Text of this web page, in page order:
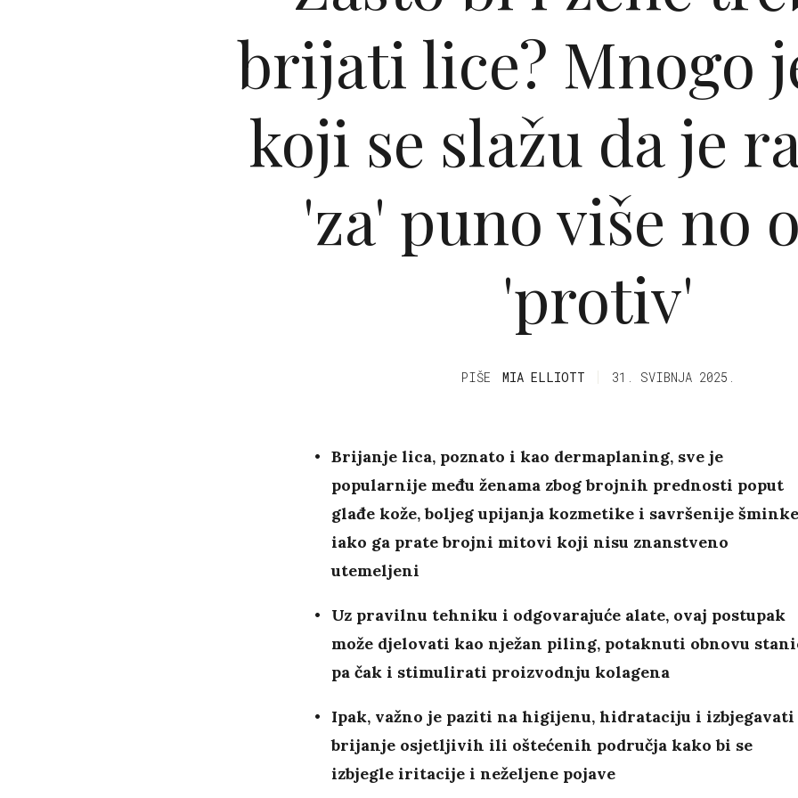
brijati lice? Mnogo
koji se slažu da je
'za' puno više no
'protiv'
PIŠE MIA ELLIOTT 31. SVIBNJA 2025.
Brijanje lica, poznato i kao dermaplaning, sve je
popularnije među ženama zbog brojnih prednosti poput
glađe kože, boljeg upijanja kozmetike i savršenije
iako ga prate brojni mitovi koji nisu znanstveno
utemeljeni
Uz pravilnu tehniku i odgovarajuće alate, ovaj postupak
može djelovati kao nježan piling, potaknuti obnovu
pa čak i stimulirati proizvodnju kolagena
Ipak, važno je paziti na higijenu, hidrataciju i izbjegavati
brijanje osjetljivih ili oštećenih područja kako bi se
izbjegle iritacije i neželjene pojave